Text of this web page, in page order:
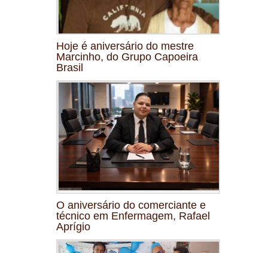
Hoje é aniversário do mestre
Marcinho, do Grupo Capoeira
Brasil
O aniversário do comerciante e
técnico em Enfermagem, Rafael
Aprígio